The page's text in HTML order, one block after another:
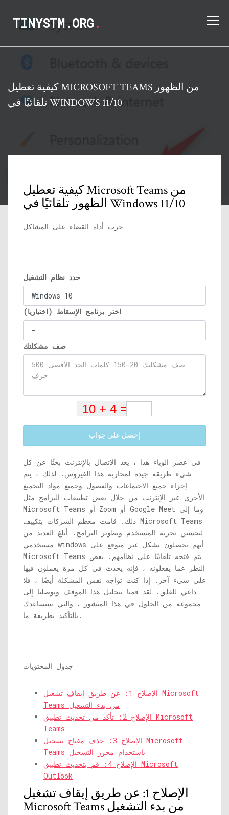
TINYSTM.ORG.
كيفية تعطيل MICROSOFT TEAMS من الظهور
تلقائيًا في WINDOWS 11/10
كيفية تعطيل Microsoft Teams من
الظهور تلقائيًا في Windows 11/10
جرب أداة القضاء على المشاكل
حدد نظام التشغيل
اختر برنامج الإسقاط (اختياريا)
صف مشكلتك
إحصل على جواب
في عصر الوباء هذا ، يعد الاتصال بالإنترنت بحثًا عن كل
شيء طريقة جيدة لمحاربة هذا الفيروس. لذلك ، يتم
إجراء جميع الاجتماعات والفصول وجميع مواد التجميع
الأخرى عبر الإنترنت من خلال بعض تطبيقات البرامج مثل
Microsoft Teams أو Zoom أو Google Meet وما إلى
ذلك. قامت معظم الشركات بتكييف Microsoft Teams
لتحسين تجربة المستخدم وتطوير البرامج. أبلغ العديد من
مستخدمي windows أنهم يحصلون بشكل غير متوقع على
Microsoft Teams يتم فتحه تلقائيًا على نظامهم. بغض
النظر عما يفعلونه ، فإنه يحدث في كل مرة يعملون فيها
على شيء آخر. إذا كنت تواجه نفس المشكلة أيضًا ، فلا
داعي للقلق. لقد قمنا بتحليل هذا الموقف وتوصلنا إلى
مجموعة من الحلول في هذا المنشور ، والتي ستساعدك
بالتأكيد بطريقة ما.
جدول المحتويات
الإصلاح 1: عن طريق إيقاف تشغيل Microsoft
Teams من بدء التشغيل
الإصلاح 2: تأكد من تحديث تطبيق Microsoft
Teams
الإصلاح 3: حذف مفتاح تسجيل Microsoft
Teams باستخدام محرر التسجيل
الإصلاح 4: قم بتحديث تطبيق Microsoft
Outlook
الإصلاح 1: عن طريق إيقاف تشغيل
Microsoft Teams من بدء التشغيل